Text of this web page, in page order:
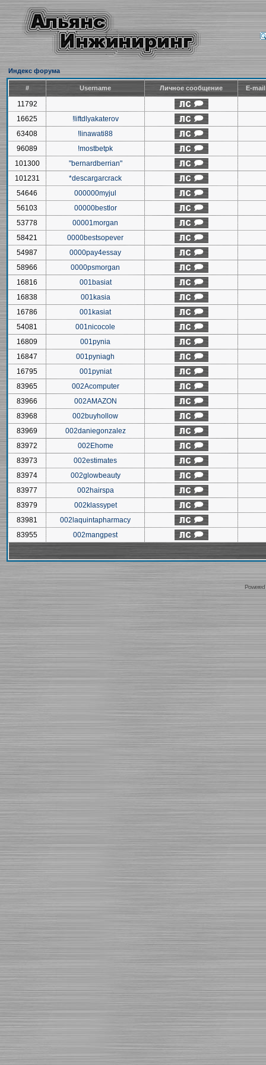
Индекс форума
# Username Личное сообщение E-
11792
16625
!liftdlyakaterov
63408
!linawati88
96089
!mostbetpk
101300
"bernardberrian"
101231
*descargarcrack
54646
000000myjul
56103
00000bestlor
53778
00001morgan
58421
0000bestsopever
54987
0000pay4essay
58966
0000psmorgan
16816
001basiat
16838
001kasia
16786
001kasiat
54081
001nicocole
16809
001pynia
16847
001pyniagh
16795
001pyniat
83965
002Acomputer
83966
002AMAZON
83968
002buyhollow
83969
002daniegonzalez
83972
002Ehome
83973
002estimates
83974
002glowbeauty
83977
002hairspa
83979
002klassypet
83981
002laquintapharmacy
83955
002mangpest